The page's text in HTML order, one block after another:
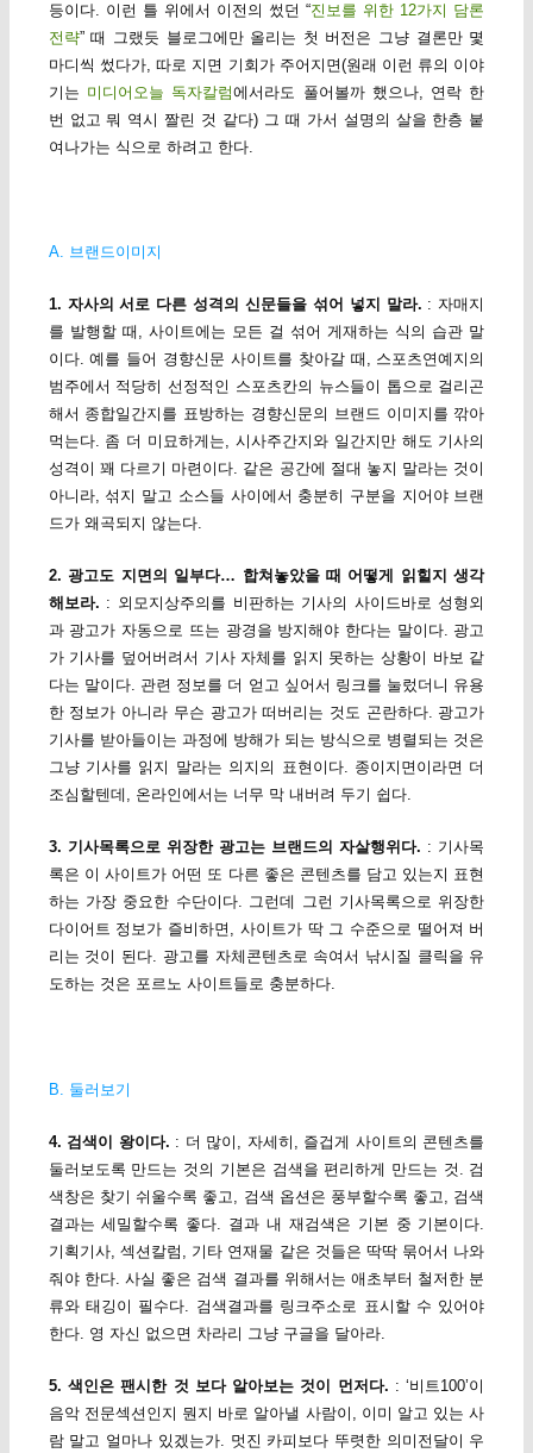
등이다. 이런 틀 위에서 이전의 썼던 “진보를 위한 12가지 담론
전략” 때 그랬듯 블로그에만 올리는 첫 버전은 그냥 결론만 몇
마디씩 썼다가, 따로 지면 기회가 주어지면(원래 이런 류의 이야
기는 미디어오늘 독자칼럼에서라도 풀어볼까 했으나, 연락 한
번 없고 뭐 역시 짤린 것 같다) 그 때 가서 설명의 살을 한층 붙
여나가는 식으로 하려고 한다.
A. 브랜드이미지
1. 자사의 서로 다른 성격의 신문들을 섞어 넣지 말라. : 자매지
를 발행할 때, 사이트에는 모든 걸 섞어 게재하는 식의 습관 말
이다. 예를 들어 경향신문 사이트를 찾아갈 때, 스포츠연예지의
범주에서 적당히 선정적인 스포츠칸의 뉴스들이 톱으로 걸리곤
해서 종합일간지를 표방하는 경향신문의 브랜드 이미지를 깎아
먹는다. 좀 더 미묘하게는, 시사주간지와 일간지만 해도 기사의
성격이 꽤 다르기 마련이다. 같은 공간에 절대 놓지 말라는 것이
아니라, 섞지 말고 소스들 사이에서 충분히 구분을 지어야 브랜
드가 왜곡되지 않는다.
2. 광고도 지면의 일부다… 합쳐놓았을 때 어떻게 읽힐지 생각
해보라. : 외모지상주의를 비판하는 기사의 사이드바로 성형외
과 광고가 자동으로 뜨는 광경을 방지해야 한다는 말이다. 광고
가 기사를 덮어버려서 기사 자체를 읽지 못하는 상황이 바보 같
다는 말이다. 관련 정보를 더 얻고 싶어서 링크를 눌렀더니 유용
한 정보가 아니라 무슨 광고가 떠버리는 것도 곤란하다. 광고가
기사를 받아들이는 과정에 방해가 되는 방식으로 병렬되는 것은
그냥 기사를 읽지 말라는 의지의 표현이다. 종이지면이라면 더
조심할텐데, 온라인에서는 너무 막 내버려 두기 쉽다.
3. 기사목록으로 위장한 광고는 브랜드의 자살행위다. : 기사목
록은 이 사이트가 어떤 또 다른 좋은 콘텐츠를 담고 있는지 표현
하는 가장 중요한 수단이다. 그런데 그런 기사목록으로 위장한
다이어트 정보가 즐비하면, 사이트가 딱 그 수준으로 떨어져 버
리는 것이 된다. 광고를 자체콘텐츠로 속여서 낚시질 클릭을 유
도하는 것은 포르노 사이트들로 충분하다.
B. 둘러보기
4. 검색이 왕이다. : 더 많이, 자세히, 즐겁게 사이트의 콘텐츠를
둘러보도록 만드는 것의 기본은 검색을 편리하게 만드는 것. 검
색창은 찾기 쉬울수록 좋고, 검색 옵션은 풍부할수록 좋고, 검색
결과는 세밀할수록 좋다. 결과 내 재검색은 기본 중 기본이다.
기획기사, 섹션칼럼, 기타 연재물 같은 것들은 딱딱 묶어서 나와
줘야 한다. 사실 좋은 검색 결과를 위해서는 애초부터 철저한 분
류와 태깅이 필수다. 검색결과를 링크주소로 표시할 수 있어야
한다. 영 자신 없으면 차라리 그냥 구글을 달아라.
5. 색인은 팬시한 것 보다 알아보는 것이 먼저다. : ‘비트100’이
음악 전문섹션인지 뭔지 바로 알아낼 사람이, 이미 알고 있는 사
람 말고 얼마나 있겠는가. 멋진 카피보다 뚜렷한 의미전달이 우